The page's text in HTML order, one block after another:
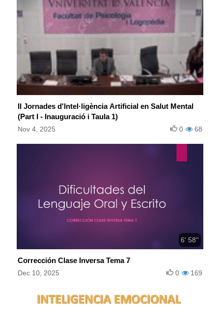
II Jornades d'Intel·ligència Artificial en Salut Mental
(Part I - Inauguració i Taula 1)
Nov 4, 2025 68
0
6' 58''
Corrección Clase Inversa Tema 7
Dec 10, 2025 169
0